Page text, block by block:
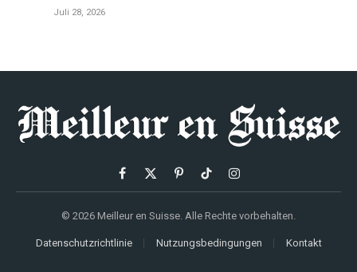
Juli 28, 2026
Facebook
X
PinterestTikTokInstagram
© 2026 Meilleur en Suisse. Alle Rechte vorbehalten.
Datenschutzrichtlinie Nutzungsbedingungen Kontakt